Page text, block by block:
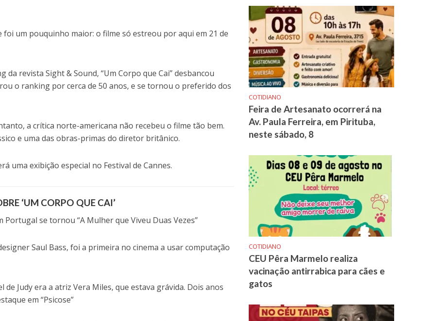
foi um pouquinho maior: o filme só estreou por aqui em 21 de
da revista Sight & Sound, “Um Corpo que Cai” desbancou
o ranking por cerca de 50 anos, e se tornou o preferido dos
a crítica norte-americana não recebeu o filme tão bem.
e uma das obras-primas do diretor britânico.
uma exibição especial no Festival de Cannes.
‘UM CORPO QUE CAI’
Portugal se tornou “A Mulher que Viveu Duas Vezes”
Saul Bass, foi a primeira no cinema a usar computação
Judy era a atriz Vera Miles, que estava grávida. Dois anos
em “Psicose”
COTIDIANO
Feira de Artesanato ocorrerá na
Av. Paula Ferreira, em Pirituba,
neste sábado, 8
COTIDIANO
CEU Pêra Marmelo realiza
vacinação antirrabica para cães e
gatos